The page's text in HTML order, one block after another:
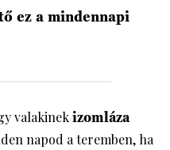
ez a mindennapi
valakinekizomláza
napod a teremben, ha